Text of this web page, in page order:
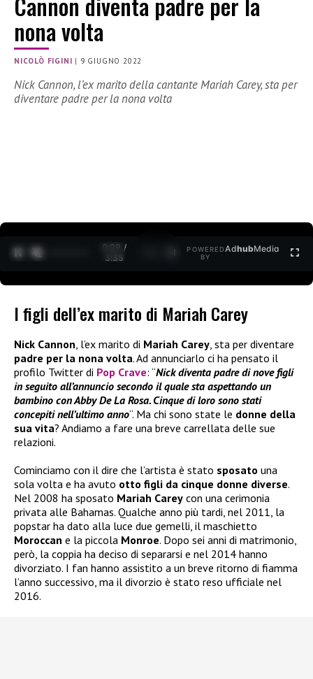
nona volta
NICOLÒ FIGINI | 9 GIUGNO 2022
Nick Cannon, l’ex marito della cantante Mariah Carey, sta per
diventare padre per la nona volta
0:30 /
3:35
POWERED
BY
AdhubMedia
I figli dell’ex marito di Mariah Carey
Nick Cannon, l’ex marito di Mariah Carey, sta per diventare
padre per la nona volta. Ad annunciarlo ci ha pensato il
profilo Twitter di Pop Crave: “Nick diventa padre di nove figli
in seguito all’annuncio secondo il quale sta aspettando un
bambino con Abby De La Rosa. Cinque di loro sono stati
concepiti nell’ultimo anno“. Ma chi sono state le donne della
sua vita? Andiamo a fare una breve carrellata delle sue
relazioni.
Cominciamo con il dire che l’artista è stato sposato una
sola volta e ha avuto otto figli da cinque donne diverse.
Nel 2008 ha sposato Mariah Carey con una cerimonia
privata alle Bahamas. Qualche anno più tardi, nel 2011, la
popstar ha dato alla luce due gemelli, il maschietto
Moroccan e la piccola Monroe. Dopo sei anni di matrimonio,
però, la coppia ha deciso di separarsi e nel 2014 hanno
divorziato. I fan hanno assistito a un breve ritorno di fiamma
l’anno successivo, ma il divorzio è stato reso ufficiale nel
2016.